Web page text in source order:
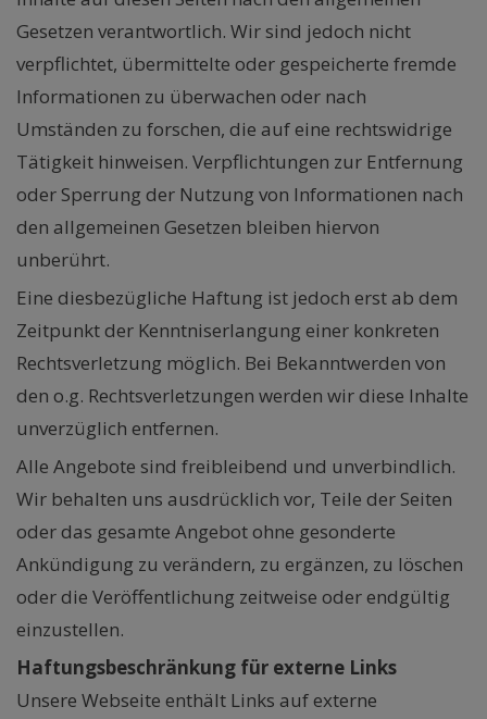
Gesetzen verantwortlich. Wir sind jedoch nicht
verpflichtet, übermittelte oder gespeicherte fremde
Informationen zu überwachen oder nach
Umständen zu forschen, die auf eine rechtswidrige
Tätigkeit hinweisen. Verpflichtungen zur Entfernung
oder Sperrung der Nutzung von Informationen nach
den allgemeinen Gesetzen bleiben hiervon
unberührt.
Eine diesbezügliche Haftung ist jedoch erst ab dem
Zeitpunkt der Kenntniserlangung einer konkreten
Rechtsverletzung möglich. Bei Bekanntwerden von
den o.g. Rechtsverletzungen werden wir diese Inhalte
unverzüglich entfernen.
Alle Angebote sind freibleibend und unverbindlich.
Wir behalten uns ausdrücklich vor, Teile der Seiten
oder das gesamte Angebot ohne gesonderte
Ankündigung zu verändern, zu ergänzen, zu löschen
oder die Veröffentlichung zeitweise oder endgültig
einzustellen.
Haftungsbeschränkung für externe Links
Unsere Webseite enthält Links auf externe